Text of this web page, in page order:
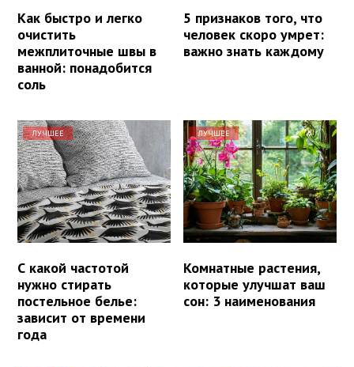
Как быстро и легко
очистить
межплиточные швы в
ванной: понадобится
соль
5 признаков того, что
человек скоро умрет:
важно знать каждому
ЛУЧШЕЕ
С какой частотой
нужно стирать
постельное белье:
зависит от времени
года
ЛУЧШЕЕ
Комнатные растения,
которые улучшат ваш
сон: 3 наименования